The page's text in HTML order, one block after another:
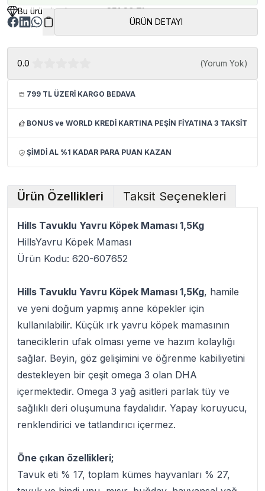
Bu üründen kazancınız351.39 TL
ÜRÜN DETAYI
0.0 (Yorum Yok)
799 TL ÜZERİ KARGO BEDAVA
BONUS ve WORLD KREDİ KARTINA PEŞİN FİYATINA 3 TAKSİT
ŞİMDİ AL %1 KADAR PARA PUAN KAZAN
Ürün Özellikleri Taksit Seçenekleri
Hills Tavuklu Yavru Köpek Maması 1,5Kg
HillsYavru Köpek Maması
Ürün Kodu: 620-607652
Hills Tavuklu Yavru Köpek Maması 1,5Kg, hamile
ve yeni doğum yapmış anne köpekler için
kullanılabilir. Küçük ırk yavru köpek mamasının
taneciklerin ufak olması yeme ve hazım kolaylığı
sağlar. Beyin, göz gelişimini ve öğrenme kabiliyetini
destekleyen bir çeşit omega 3 olan DHA
içermektedir. Omega 3 yağ asitleri parlak tüy ve
sağlıklı deri oluşumuna faydalıdır. Yapay koruyucu,
renklendirici ve tatlandırıcı içermez.
Öne çıkan özellikleri;
Tavuk eti % 17, toplam kümes hayvanları % 27,